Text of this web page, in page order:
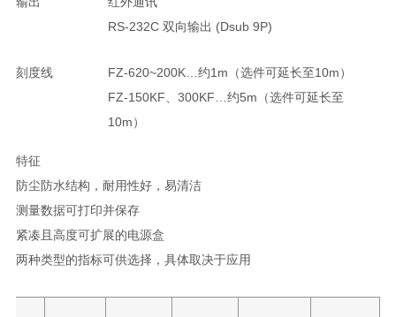
RS-232C 双向输出 (Dsub 9P)
刻度线
FZ-620~200K…约1m（选件可延长至10m）
FZ-150KF、300KF…约5m（选件可延长至
10m）
特征
防尘防水结构，耐用性好，易清洁
测量数据可打印并保存
紧凑且高度可扩展的电源盒
两种类型的指标可供选择，具体取决于应用